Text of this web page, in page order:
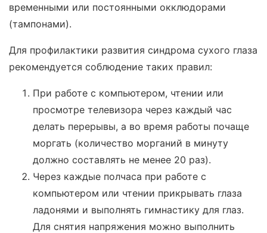
временными или постоянными окклюдорами
(тампонами).
Для профилактики развития синдрома сухого глаза
рекомендуется соблюдение таких правил:
При работе с компьютером, чтении или
просмотре телевизора через каждый час
делать перерывы, а во время работы почаще
моргать (количество морганий в минуту
должно составлять не менее 20 раз).
Через каждые полчаса при работе с
компьютером или чтении прикрывать глаза
ладонями и выполнять гимнастику для глаз.
Для снятия напряжения можно выполнить